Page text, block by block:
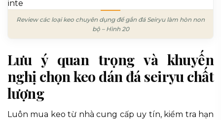
Review các loại keo chuyên dụng để gắn đá Seiryu làm hòn non
bộ – Hình 20
Lưu ý quan trọng và khuyến
nghị chọn keo dán đá seiryu chất
lượng
Luôn mua keo từ nhà cung cấp uy tín, kiểm tra hạn